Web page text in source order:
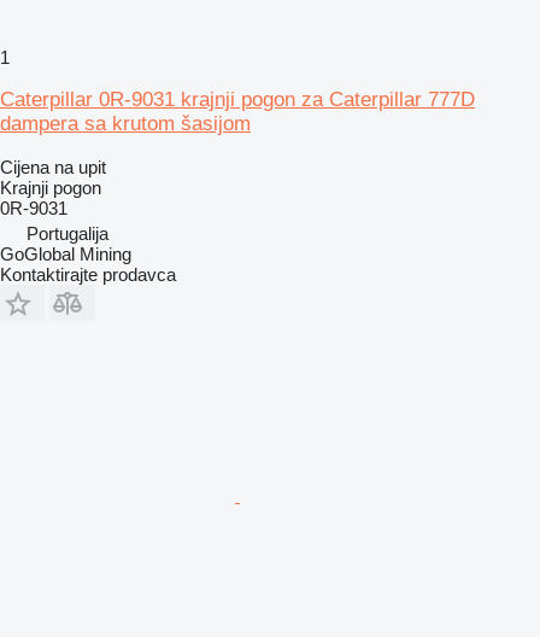
1
Caterpillar 0R-9031 krajnji pogon za Caterpillar 777D
dampera sa krutom šasijom
Cijena na upit
Krajnji pogon
0R-9031
Portugalija
GoGlobal Mining
Kontaktirajte prodavca